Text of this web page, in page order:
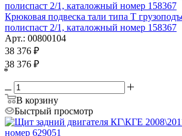
Крюковая подвеска тали типа Т
полиспаст 2/1, каталожный номер 158367
Арт.: 00800104
38 376 ₽
38 376 ₽
*
В корзину
Быстрый просмотр